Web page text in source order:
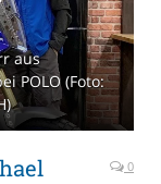
aus
POLO (Foto:
0